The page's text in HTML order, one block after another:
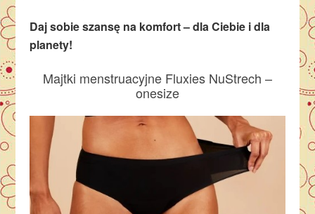
Daj sobie szansę na komfort –dla Ciebie i dla
planety!
Majtki menstruacyjne Fluxies NuStrech –
onesize